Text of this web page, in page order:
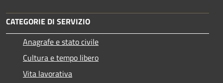
CATEGORIE DI SERVIZIO
Anagrafe e stato civile
Cultura e tempo libero
Vita lavorativa